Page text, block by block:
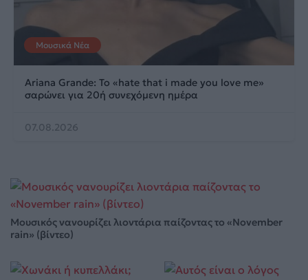
Μουσικά Νέα
Ariana Grande: Το «hate that i made you love me»
σαρώνει για 20ή συνεχόμενη ημέρα
07.08.2026
Μουσικός νανουρίζει λιοντάρια παίζοντας το «November
rain» (βίντεο)